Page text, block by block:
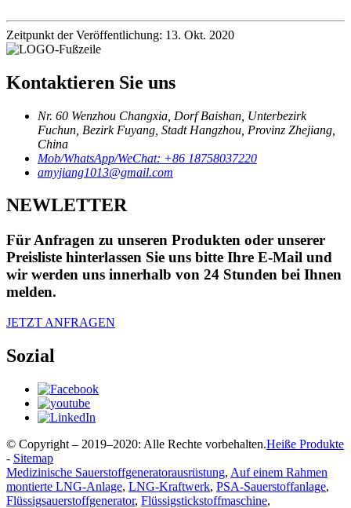
Zeitpunkt der Veröffentlichung: 13. Okt. 2020
Kontaktieren Sie uns
Nr. 60 Wenzhou Changxia, Dorf Baishan, Unterbezirk
Fuchun, Bezirk Fuyang, Stadt Hangzhou, Provinz Zhejiang,
China
Mob/WhatsApp/WeChat: +86 18758037220
amyjiang1013@gmail.com
NEWLETTER
Für Anfragen zu unseren Produkten oder unserer
Preisliste hinterlassen Sie uns bitte Ihre E-Mail und
wir werden uns innerhalb von 24 Stunden bei Ihnen
melden.
JETZT ANFRAGEN
Sozial
© Copyright – 2019–2020: Alle Rechte vorbehalten.Heiße Produkte
- Sitemap
Medizinische Sauerstoffgeneratorausrüstung, Auf einem Rahmen
montierte LNG-Anlage, LNG-Kraftwerk, PSA-Sauerstoffanlage,
Flüssigsauerstoffgenerator, Flüssigstickstoffmaschine,